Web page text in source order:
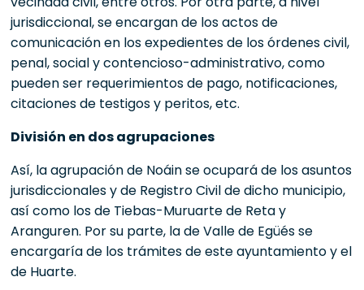
jurisdiccional, se encargan de los actos de
comunicación en los expedientes de los órdenes civil,
penal, social y contencioso-administrativo, como
pueden ser requerimientos de pago, notificaciones,
citaciones de testigos y peritos, etc.
División en dos agrupaciones
Así, la agrupación de Noáin se ocupará de los asuntos
jurisdiccionales y de Registro Civil de dicho municipio,
así como los de Tiebas-Muruarte de Reta y
Aranguren. Por su parte, la de Valle de Egüés se
encargaría de los trámites de este ayuntamiento y el
de Huarte.